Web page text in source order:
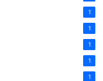
1
1
1
1
1